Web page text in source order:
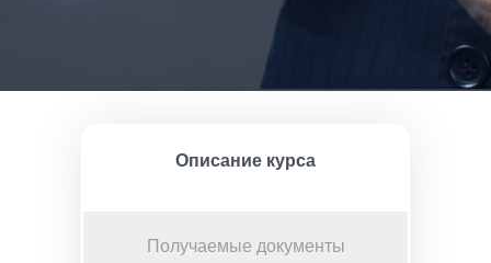
Описание курса
Получаемые документы